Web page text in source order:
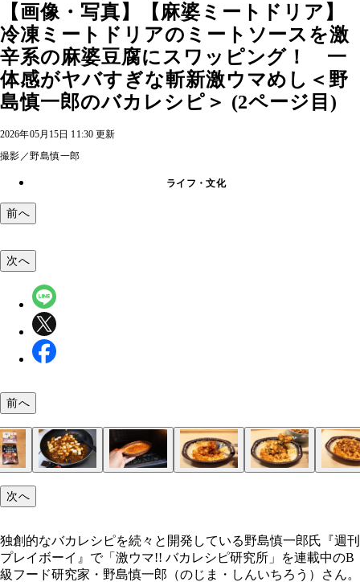
【画像・写真】【麻婆ミートドリア】
冷凍ミートドリアのミートソースを激
辛系の麻婆豆腐にスワッピング！ 一
体感がヤバすぎな斬新激ウマめし＜野
島慎一郎のバカレシピ＞ (2ページ目)
2026年05月15日 11:30 更新
撮影／野島慎一郎
ライフ・文化
前へ
トソースとの一体感を味わおう！
が、ミートドリアならなんでもOKだ
プするのもアリ！
べながら足していこう
次へ
前へ
次へ
独創的なバカレシピを続々と開発している野島慎一郎氏『週刊
プレイボーイ』で「激ウマ!! バカレシピ研究所」を連載中のB
級フード研究家・野島慎一郎（のじま・しんいちろう）さん。